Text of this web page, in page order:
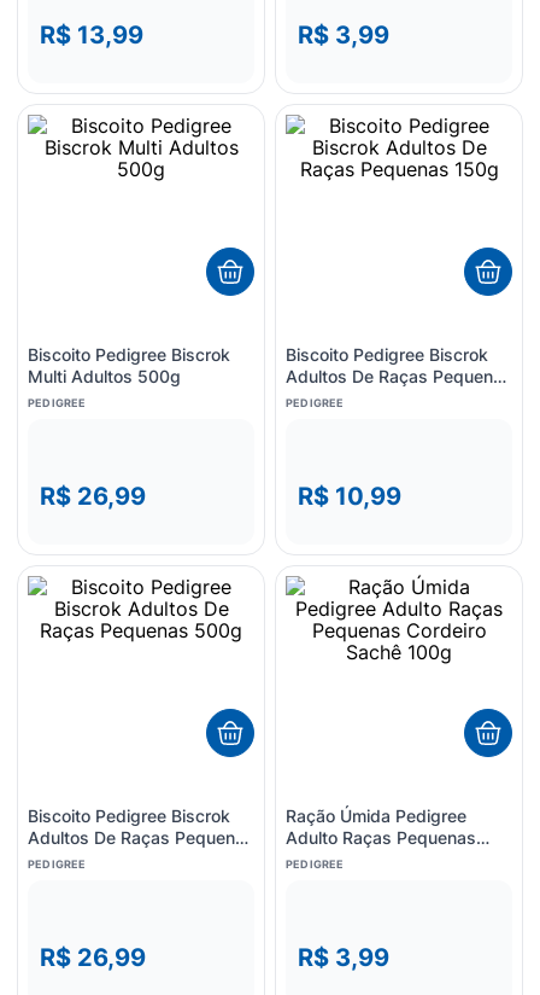
R$ 13,99 R$ 3,99
Biscoito Pedigree Biscrok
Multi Adultos 500g
PEDIGREE
R$ 26,99
Biscoito Pedigree Biscrok
Adultos De Raças Pequenas
150g
PEDIGREE
R$ 10,99
Biscoito Pedigree Biscrok
Adultos De Raças Pequenas
500g
PEDIGREE
R$ 26,99
Ração Úmida Pedigree
Adulto Raças Pequenas
Cordeiro Sachê 100g
PEDIGREE
R$ 3,99